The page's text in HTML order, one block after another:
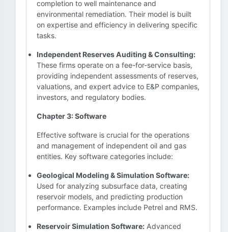
completion to well maintenance and
environmental remediation. Their model is built
on expertise and efficiency in delivering specific
tasks.
Independent Reserves Auditing & Consulting:
These firms operate on a fee-for-service basis,
providing independent assessments of reserves,
valuations, and expert advice to E&P companies,
investors, and regulatory bodies.
Chapter 3: Software
Effective software is crucial for the operations
and management of independent oil and gas
entities. Key software categories include:
Geological Modeling & Simulation Software:
Used for analyzing subsurface data, creating
reservoir models, and predicting production
performance. Examples include Petrel and RMS.
Reservoir Simulation Software: Advanced